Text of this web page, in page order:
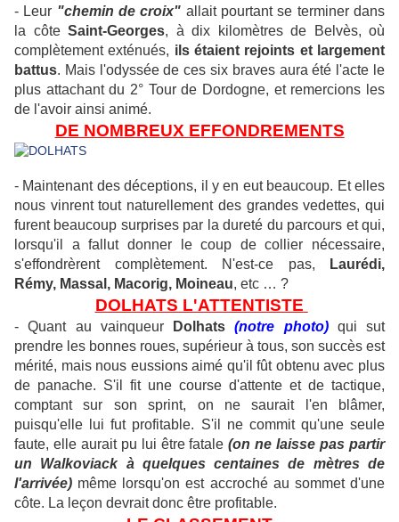
- Leur "chemin de croix" allait pourtant se terminer dans
la côte Saint-Georges, à dix kilomètres de Belvès, où
complètement exténués, ils étaient rejoints et largement
battus. Mais l'odyssée de ces six braves aura été l'acte le
plus attachant du 2° Tour de Dordogne, et remercions les
de l'avoir ainsi animé.
DE NOMBREUX EFFONDREMENTS
- Maintenant des déceptions, il y en eut beaucoup. Et elles
nous vinrent tout naturellement des grandes vedettes, qui
furent beaucoup surprises par la dureté du parcours et qui,
lorsqu'il a fallut donner le coup de collier nécessaire,
s'effondrèrent complètement. N'est-ce pas, Laurédi,
Rémy, Massal, Macorig, Moineau, etc … ?
DOLHATS L'ATTENTISTE
- Quant au vainqueur Dolhats(notre photo)qui sut
prendre les bonnes roues, supérieur à tous, son succès est
mérité, mais nous eussions aimé qu'il fût obtenu avec plus
de panache. S'il fit une course d'attente et de tactique,
comptant sur son sprint, on ne saurait l'en blâmer,
puisqu'elle lui fut profitable. S'il ne commit qu'une seule
faute, elle aurait pu lui être fatale(on ne laisse pas partir
un Walkoviack à quelques centaines de mètres de
l'arrivée) même lorsqu'on est accroché au sommet d'une
côte. La leçon devrait donc être profitable.